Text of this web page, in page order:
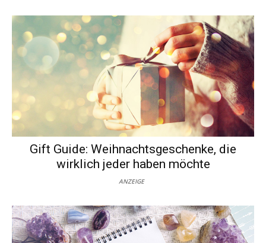
Gift Guide: Weihnachtsgeschenke, die
wirklich jeder haben möchte
ANZEIGE